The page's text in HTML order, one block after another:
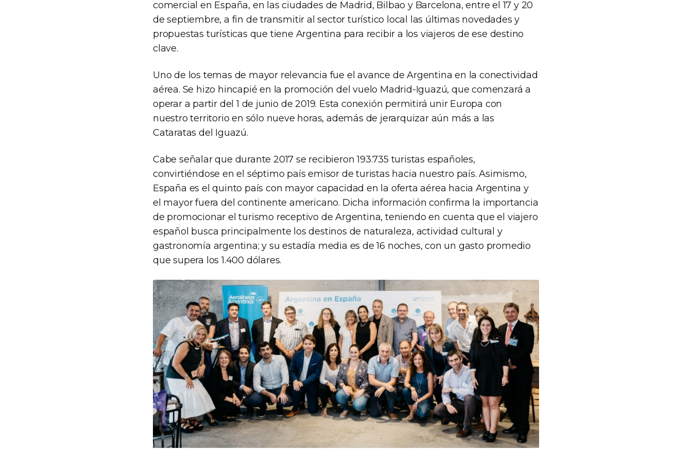
comercial en España, en las ciudades de Madrid, Bilbao y Barcelona, entre el 17 y 20
de septiembre, a fin de transmitir al sector turístico local las últimas novedades y
propuestas turísticas que tiene Argentina para recibir a los viajeros de ese destino
clave.
Uno de los temas de mayor relevancia fue el avance de Argentina en la conectividad
aérea. Se hizo hincapié en la promoción del vuelo Madrid-Iguazú, que comenzará a
operar a partir del 1 de junio de 2019. Esta conexión permitirá unir Europa con
nuestro territorio en sólo nueve horas, además de jerarquizar aún más a las
Cataratas del Iguazú.
Cabe señalar que durante 2017 se recibieron 193.735 turistas españoles,
convirtiéndose en el séptimo país emisor de turistas hacia nuestro país. Asimismo,
España es el quinto país con mayor capacidad en la oferta aérea hacia Argentina y
el mayor fuera del continente americano. Dicha información confirma la importancia
de promocionar el turismo receptivo de Argentina, teniendo en cuenta que el viajero
español busca principalmente los destinos de naturaleza, actividad cultural y
gastronomía argentina; y su estadía media es de 16 noches, con un gasto promedio
que supera los 1.400 dólares.